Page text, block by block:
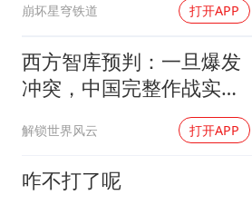
崩坏星穹铁道 打开APP
西方智库预判：一旦爆发
冲突，中国完整作战实力
解锁世界风云 打开APP
咋不打了呢